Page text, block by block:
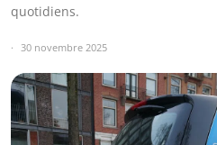
quotidiens.
30 novembre 2025